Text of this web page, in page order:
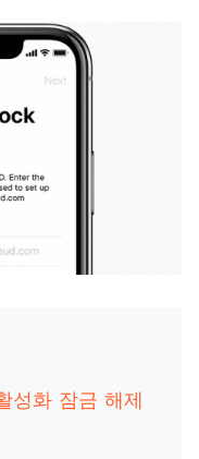
성화 잠금 해제